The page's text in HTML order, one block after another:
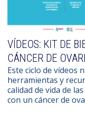
VÍDEOS: KIT DE
CÁNCER DE
Este ciclo de vídeos
herramientas y
calidad de vida de
con un cáncer de